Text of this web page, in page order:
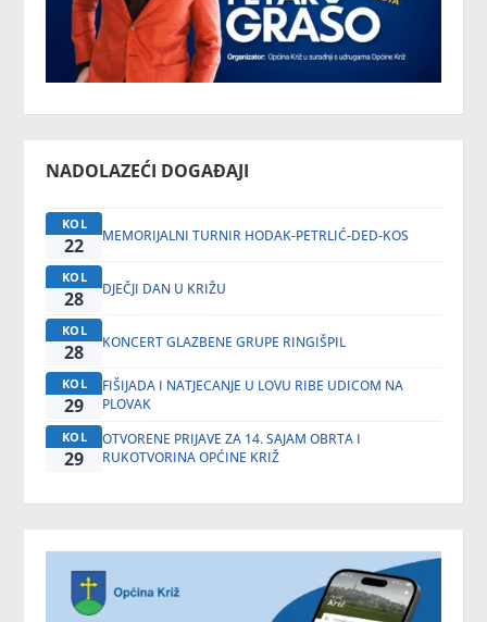
NADOLAZEĆI DOGAĐAJI
KOL
22 MEMORIJALNI TURNIR HODAK-PETRLIĆ-DED-KOS
KOL
28 DJEČJI DAN U KRIŽU
KOL
28 KONCERT GLAZBENE GRUPE RINGIŠPIL
KOL
29
FIŠIJADA I NATJECANJE U LOVU RIBE UDICOM NA
PLOVAK
KOL
29
OTVORENE PRIJAVE ZA 14. SAJAM OBRTA I
RUKOTVORINA OPĆINE KRIŽ